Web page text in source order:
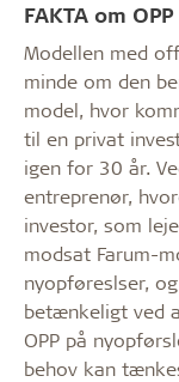
FAKTA om
Modellen med
minde om den
model, hvor
til en privat
igen for 30 år.
entreprenør,
investor, som
modsat Farum-
nyopføreslser,
betænkeligt ved
OPP på
behov kan